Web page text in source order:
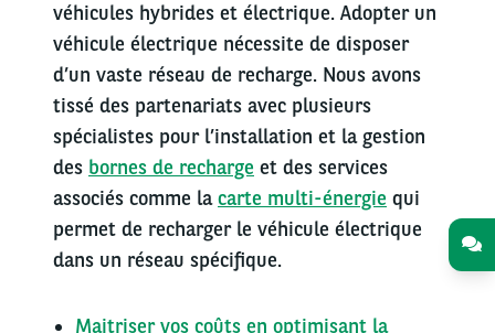
véhicules hybrides et électrique. Adopter un
véhicule électrique nécessite de disposer
d’un vaste réseau de recharge. Nous avons
tissé des partenariats avec plusieurs
spécialistes pour l’installation et la gestion
des bornes de recharge et des services
associés comme lacarte multi-énergie qui
permet de recharger le véhicule électrique
dans un réseau spécifique.
Maitriser vos coûts en optimisant la